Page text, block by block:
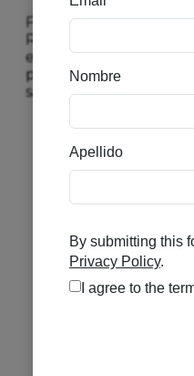
Fluido Matificante
Reduce las
excesiva de sebo. Se
piel está hidratada,
sana.
Productos